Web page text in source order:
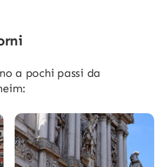
a pochi passi da